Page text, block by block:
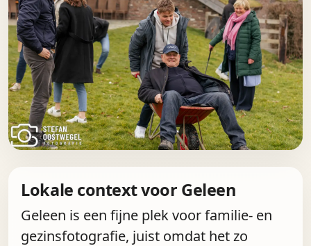
Lokale context voor Geleen
Geleen is een fijne plek voor familie- en
gezinsfotografie, juist omdat het zo